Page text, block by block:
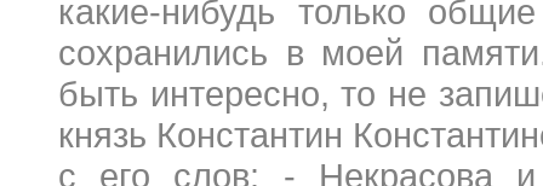
какие-нибудь только
сохранились в моей
быть интересно, то не
князь Константин
с его слов: - Некрасова и